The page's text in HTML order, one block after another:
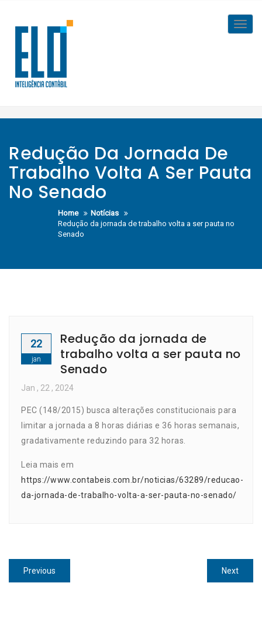
content
Redução Da Jornada De
Trabalho Volta A Ser Pauta
No Senado
Home
Notícias
Redução da jornada de trabalho volta a ser pauta no
Senado
22
jan
Redução da jornada de
trabalho volta a ser pauta no
Senado
Jan , 22 , 2024
PEC (148/2015) busca alterações constitucionais para
limitar a jornada a 8 horas diárias e 36 horas semanais,
gradativamente reduzindo para 32 horas.
Leia mais em
https://www.contabeis.com.br/noticias/63289/reducao-
da-jornada-de-trabalho-volta-a-ser-pauta-no-senado/
Navegação
de
Previous
post:
NextNext
post: